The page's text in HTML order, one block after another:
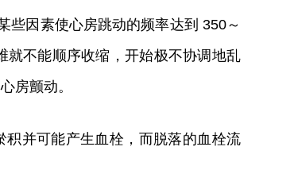
因素使心房跳动的频率达到 350～
就不能顺序收缩，开始极不协调地乱
房颤动。
并可能产生血栓，而脱落的血栓流